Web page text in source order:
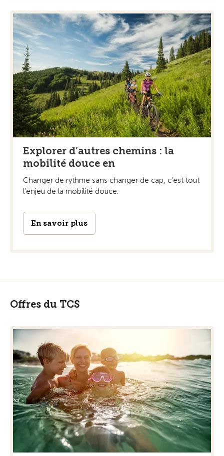
Explorer d’autres chemins : la
mobilité douce en
Changer de rythme sans changer de cap, c’est tout
l’enjeu de la mobilité douce.
En savoir plus
Offres du TCS